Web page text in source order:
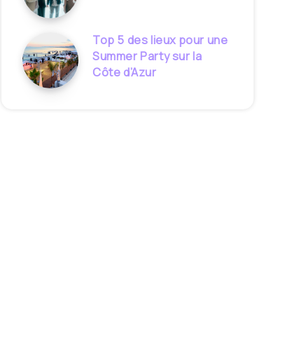
Top 5 des lieux pour une
Summer Party sur la
Côte d’Azur